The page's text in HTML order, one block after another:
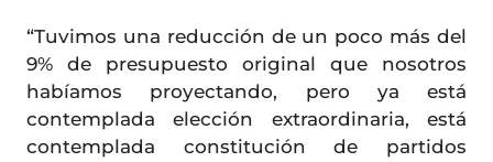
“Tuvimos una reducción de un poco más del
9% de presupuesto original que nosotros
habíamos proyectando, pero ya está
contemplada elección extraordinaria, está
contemplada constitución de partidos